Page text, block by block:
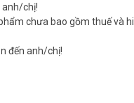
anh/chị!
chưa bao gồm thuế và
đến anh/chị!